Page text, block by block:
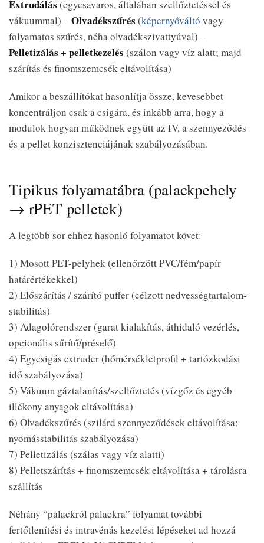
Extrudálás (egycsavaros, általában szellőztetéssel és
vákuummal) –Olvadékszűrés (képernyőváltó vagy
folyamatos szűrés, néha olvadékszivattyúval) –
Pelletizálás + pelletkezelés (szálon vagy víz alatt; majd
szárítás és finomszemcsék eltávolítása)
Amikor a beszállítókat hasonlítja össze, kevesebbet
koncentráljon csak a csigára, és inkább arra, hogy a
modulok hogyan működnek együtt az IV, a szennyeződés
és a pellet konzisztenciájának szabályozásában.
Tipikus folyamatábra (palackpehely
→ rPET pelletek)
A legtöbb sor ehhez hasonló folyamatot követ:
1) Mosott PET-pelyhek (ellenőrzött PVC/fém/papír
határértékekkel)
2) Előszárítás / szárító puffer (célzott nedvességtartalom-
stabilitás)
3) Adagolórendszer (garat kialakítás, áthidaló vezérlés,
opcionális sűrítő/préselő)
4) Egycsigás extruder (hőmérsékletprofil + tartózkodási
idő szabályozása)
5) Vákuum gáztalanítás/szellőztetés (vízgőz és egyéb
illékony anyagok eltávolítása)
6) Olvadékszűrés (szilárd szennyeződések eltávolítása;
nyomásstabilitás szabályozása)
7) Pelletizálás (szálas vagy víz alatti)
8) Pelletszárítás + finomszemcsék eltávolítása + tárolásra
szállítás
Néhány “palackról palackra” folyamat további
fertőtlenítési és intravénás kezelési lépéseket ad hozzá